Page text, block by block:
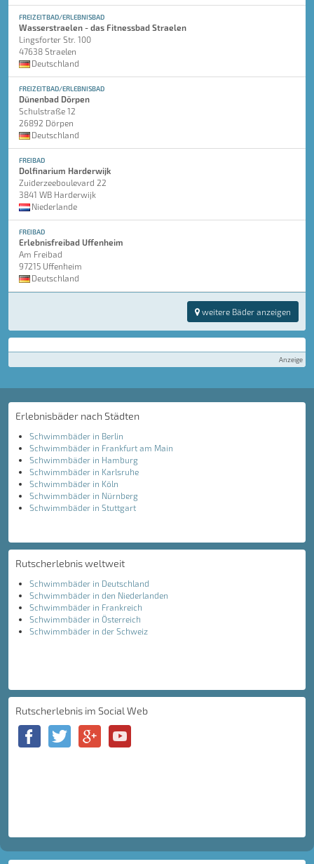
FREIZEITBAD/ERLEBNISBAD
Wasserstraelen - das Fitnessbad Straelen
Lingsforter Str. 100
47638 Straelen
Deutschland
FREIZEITBAD/ERLEBNISBAD
Dünenbad Dörpen
Schulstraße 12
26892 Dörpen
Deutschland
FREIBAD
Dolfinarium Harderwijk
Zuiderzeeboulevard 22
3841 WB Harderwijk
Niederlande
FREIBAD
Erlebnisfreibad Uffenheim
Am Freibad
97215 Uffenheim
Deutschland
weitere Bäder anzeigen
Anzeige
Erlebnisbäder nach Städten
Schwimmbäder in Berlin
Schwimmbäder in Frankfurt am Main
Schwimmbäder in Hamburg
Schwimmbäder in Karlsruhe
Schwimmbäder in Köln
Schwimmbäder in Nürnberg
Schwimmbäder in Stuttgart
Rutscherlebnis weltweit
Schwimmbäder in Deutschland
Schwimmbäder in den Niederlanden
Schwimmbäder in Frankreich
Schwimmbäder in Österreich
Schwimmbäder in der Schweiz
Rutscherlebnis im Social Web